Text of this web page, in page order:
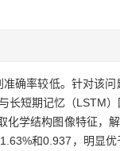
确率较低。针对该
长短期记忆（LSTM
学结构图像特征，
和0.937，明显